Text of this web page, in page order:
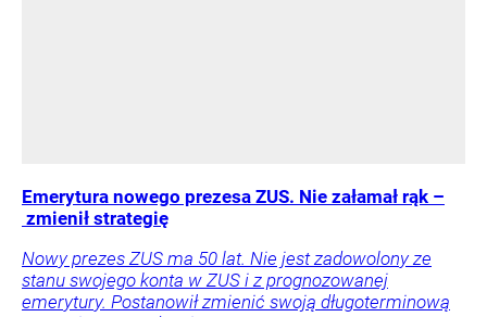
Emerytura nowego prezesa ZUS. Nie załamał rąk –
zmienił strategię
Nowy prezes ZUS ma 50 lat. Nie jest zadowolony ze
stanu swojego konta w ZUS i z prognozowanej
emerytury. Postanowił zmienić swoją długoterminową